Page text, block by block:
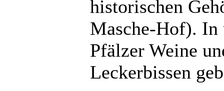
historischen
Masche-Hof). In
Pfälzer Weine
Leckerbissen